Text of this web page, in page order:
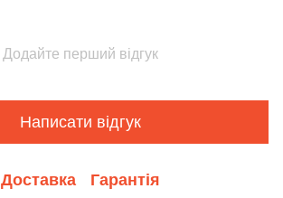
Додайте перший відгук
Написати відгук
Доставка Гарантія